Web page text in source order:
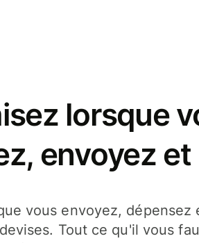
lorsque
envoyez
vous envoyez,
Tout ce qu'il vous